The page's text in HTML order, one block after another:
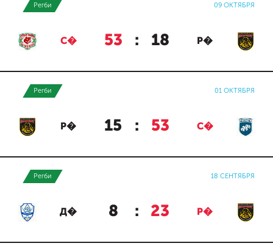
Регби 09 ОКТЯБРЯ
С� 53 : 18 Р�
Регби 01 ОКТЯБРЯ
Р� 15 : 53 С�
Регби 18 СЕНТЯБРЯ
Д� 8 : 23 Р�